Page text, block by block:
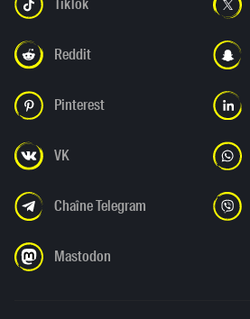
TikTok
Reddit
Pinterest
VK
Chaîne Telegram
Mastodon